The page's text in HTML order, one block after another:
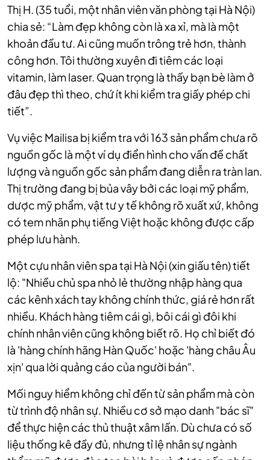
Thị H. (35 tuổi, một nhân viên văn phòng tại Hà Nội)
chia sẻ: “Làm đẹp không còn là xa xỉ, mà là một
khoản đầu tư. Ai cũng muốn trông trẻ hơn, thành
công hơn. Tôi thường xuyên đi tiêm các loại
vitamin, làm laser. Quan trọng là thấy bạn bè làm ở
đâu đẹp thì theo, chứ ít khi kiểm tra giấy phép chi
tiết”.
Vụ việc Mailisa bị kiểm tra với 163 sản phẩm chưa rõ
nguồn gốc là một ví dụ điển hình cho vấn đề chất
lượng và nguồn gốc sản phẩm đang diễn ra tràn lan.
Thị trường đang bị bủa vây bởi các loại mỹ phẩm,
dược mỹ phẩm, vật tư y tế không rõ xuất xứ, không
có tem nhãn phụ tiếng Việt hoặc không được cấp
phép lưu hành.
Một cựu nhân viên spa tại Hà Nội (xin giấu tên) tiết
lộ: "Nhiều chủ spa nhỏ lẻ thường nhập hàng qua
các kênh xách tay không chính thức, giá rẻ hơn rất
nhiều. Khách hàng tiêm cái gì, bôi cái gì đôi khi
chính nhân viên cũng không biết rõ. Họ chỉ biết đó
là 'hàng chính hãng Hàn Quốc' hoặc 'hàng châu Âu
xịn' qua lời quảng cáo của người bán".
Mối nguy hiểm không chỉ đến từ sản phẩm mà còn
từ trình độ nhân sự. Nhiều cơ sở mạo danh "bác sĩ"
để thực hiện các thủ thuật xâm lấn. Dù chưa có số
liệu thống kê đầy đủ, nhưng tỉ lệ nhân sự ngành